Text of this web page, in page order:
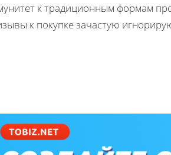
к традиционным формам
к покупке зачастую